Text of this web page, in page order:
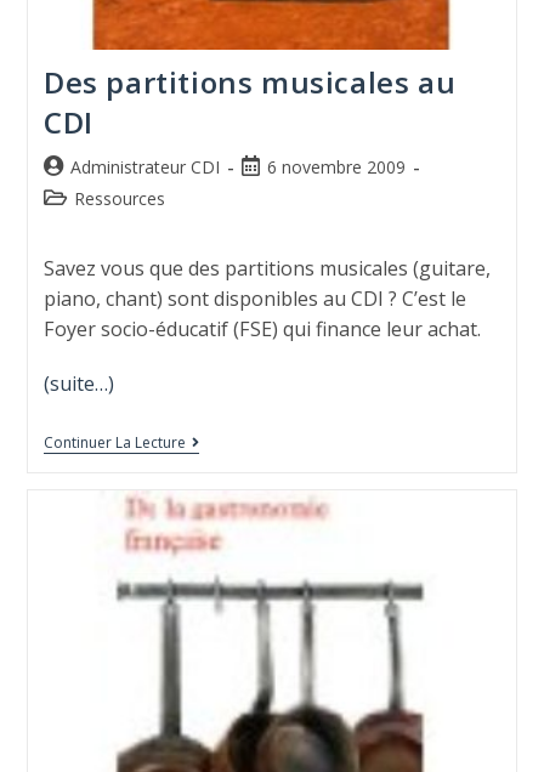
Des partitions musicales au
CDI
Administrateur CDI
6 novembre 2009
Ressources
Savez vous que des partitions musicales (guitare,
piano, chant) sont disponibles au CDI ? C’est le
Foyer socio-éducatif (FSE) qui finance leur achat.
(suite…)
Continuer La Lecture